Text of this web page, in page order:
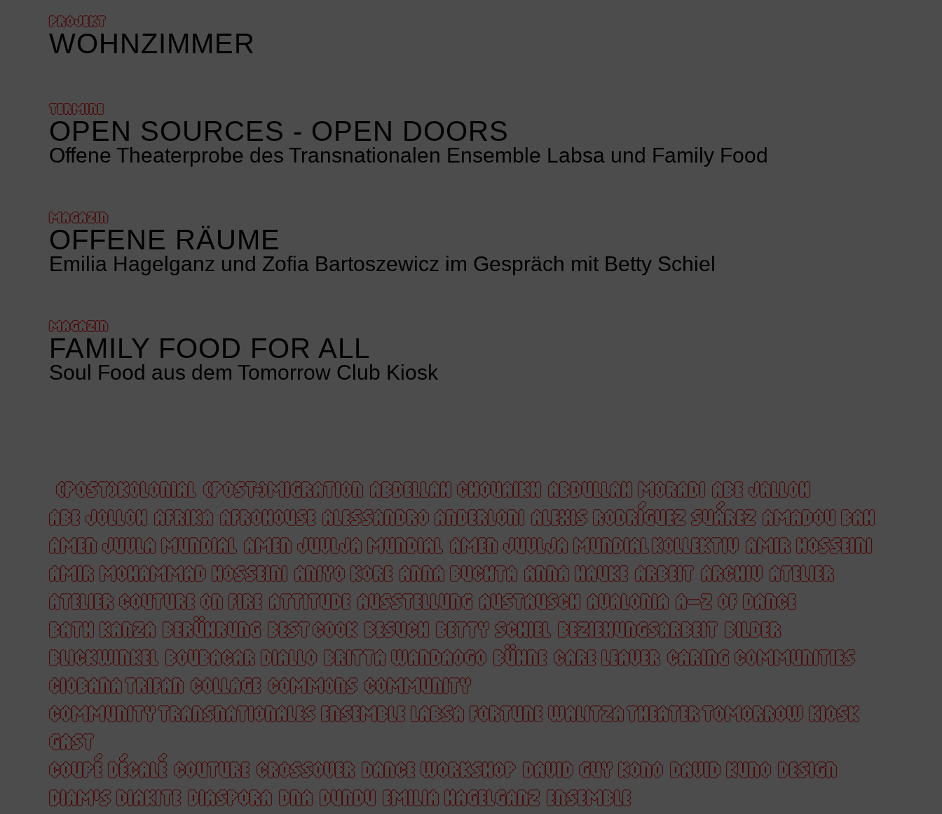
PROJEKT
WOHNZIMMER
TERMINE
OPEN SOURCES - OPEN DOORS
Offene Theaterprobe des Transnationalen Ensemble Labsa und Family Food
MAGAZIN
OFFENE RÄUME
Emilia Hagelganz und Zofia Bartoszewicz im Gespräch mit Betty Schiel
MAGAZIN
FAMILY FOOD FOR ALL
Soul Food aus dem Tomorrow Club Kiosk
(POST)KOLONIAL (POST-)MIGRATION ABDELLAH CHOUAIKH ABDULLAH MORADI ABE JALLOH
ABE JOLLOH AFRIKA AFROHOUSE ALESSANDRO ANDERLONI ALEXIS RODRÍGUEZ SUÁREZ AMADOU BAH
AMEN JUVLA MUNDIAL AMEN JUVLJA MUNDIAL AMEN JUVLJA MUNDIAL KOLLEKTIV AMIR HOSSEINI
AMIR MOHAMMAD HOSSEINI ANIYO KORE ANNA BUCHTA ANNA HAUKE ARBEIT ARCHIV ATELIER
ATELIER COUTURE ON FIRE ATTITUDE AUSSTELLUNG AUSTAUSCH AVALONIA A–Z OF DANCE
BATH KANZA BERÜHRUNG BEST COOK BESUCH BETTY SCHIEL BEZIEHUNGSARBEIT BILDER
BLICKWINKEL BOUBACAR DIALLO BRITTA WANDAOGO BÜHNE CARE LEAVER CARING COMMUNITIES
CIOBANA TRIFAN COLLAGE COMMONS COMMUNITY
COMMUNITY TRANSNATIONALES ENSEMBLE LABSA FORTUNE WALITZA THEATER TOMORROW KIOSK
GAST
COUPÉ DÉCALÉ COUTURE CROSSOVER DANCE WORKSHOP DAVID GUY KONO DAVID KUNO DESIGN
DIAM'S DIAKITE DIASPORA DNA DUNDU EMILIA HAGELGANZ ENSEMBLE